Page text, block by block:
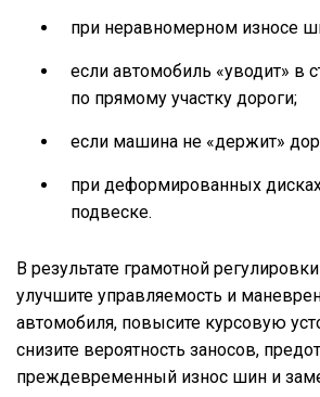
при неравномерном износе
если автомобиль «уводит» в
по прямому участку дороги;
если машина не «держит»
при деформированных
подвеске.
В результате грамотной
улучшите управляемость и
автомобиля, повысите курсовую
снизите вероятность заносов,
преждевременный износ шин и